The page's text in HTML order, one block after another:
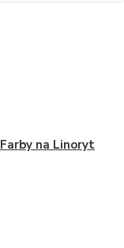
Farby na Linoryt